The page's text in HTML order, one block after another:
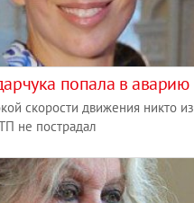
попала в аварию
скорости движения никто из
не пострадал